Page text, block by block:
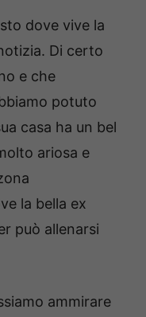
dove vive la
Di certo
e che
potuto
casa ha un bel
ariosa e
la bella ex
può allenarsi
ammirare